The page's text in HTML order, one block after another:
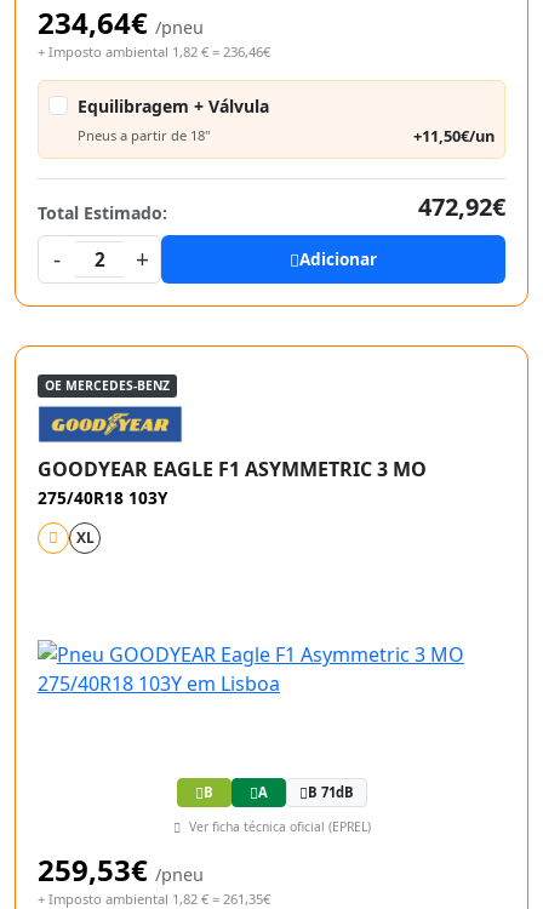
234,64€ /pneu
+ Imposto ambiental 1,82 € = 236,46€
Equilibragem + Válvula
Pneus a partir de 18" +11,50€/un
Total Estimado:
472,92€
-
2 + Adicionar
OE MERCEDES-BENZ
GOODYEAR EAGLE F1 ASYMMETRIC 3 MO
275/40R18 103Y
XL
B A B 71dB
Ver ficha técnica oficial (EPREL)
259,53€ /pneu
+ Imposto ambiental 1,82 € = 261,35€